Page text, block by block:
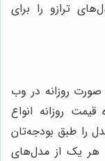
ترازو را برای
روزانه در وب
روزانه انواع
را طبق بودجه‌تان
هر یک از مدل‌های